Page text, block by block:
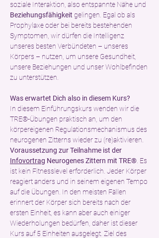
soziale Interaktion, also entspannte Nähe und
Beziehungsfähigkeit gelingen. Egal ob als
Prophylaxe oder bei bereits bestehenden
Symptomen, wir dürfen die Intelligenz
unseres besten Verbündeten – unseres
Körpers – nutzen, um unsere Gesundheit,
unsere Beziehungen und unser Wohlbefinden
zu unterstützen.
Was erwartet Dich also in diesem Kurs?
In diesem Einführungskurs wenden wir die
TRE®-Übungen praktisch an, um den
körpereigenen Regulationsmechanismus des
neurogenen Zitterns wieder zu (re)aktivieren.
Voraussetzung zur Teilnahme ist der
Infovortrag Neurogenes Zittern mit TRE® . Es
ist kein Fitnesslevel erforderlich. Jeder Körper
reagiert anders und in seinem eigenen Tempo
auf die Übungen. In den meisten Fällen
erinnert der Körper sich bereits nach der
ersten Einheit, es kann aber auch einiger
Wiederholungen bedürfen, daher ist dieser
Kurs auf 5 Einheiten ausgelegt. Ziel des